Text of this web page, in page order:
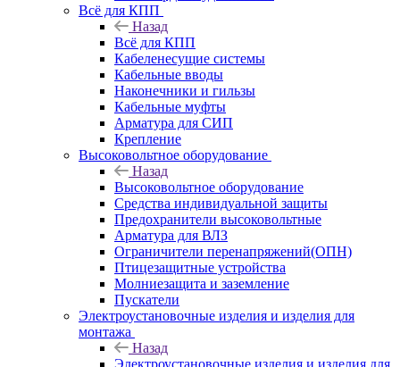
Всё для КПП
Назад
Всё для КПП
Кабеленесущие системы
Кабельные вводы
Наконечники и гильзы
Кабельные муфты
Арматура для СИП
Крепление
Высоковольтное оборудование
Назад
Высоковольтное оборудование
Средства индивидуальной защиты
Предохранители высоковольтные
Арматура для ВЛЗ
Ограничители перенапряжений(ОПН)
Птицезащитные устройства
Молниезащита и заземление
Пускатели
Электроустановочные изделия и изделия для
монтажа
Назад
Электроустановочные изделия и изделия для